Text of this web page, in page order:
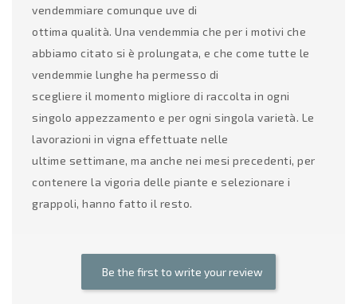
vendemmiare comunque uve di
ottima qualità. Una vendemmia che per i motivi che
abbiamo citato si è prolungata, e che come tutte le
vendemmie lunghe ha permesso di
scegliere il momento migliore di raccolta in ogni
singolo appezzamento e per ogni singola varietà. Le
lavorazioni in vigna effettuate nelle
ultime settimane, ma anche nei mesi precedenti, per
contenere la vigoria delle piante e selezionare i
grappoli, hanno fatto il resto.
Be the first to write your review